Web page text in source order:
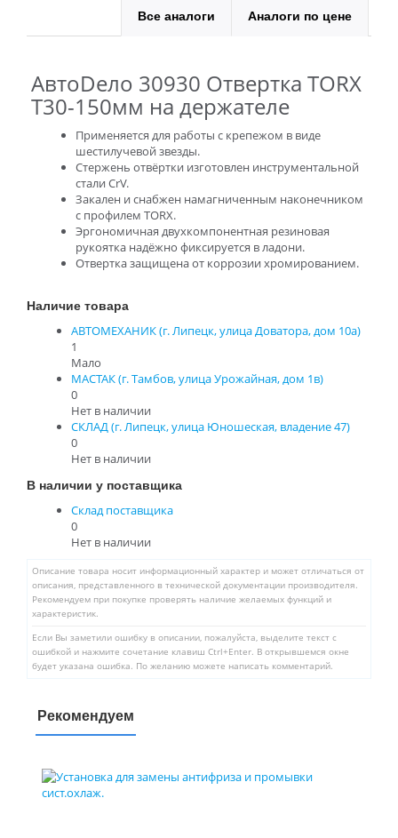
Все аналоги Аналоги по цене
АвтоDело 30930 Отвертка TORX
T30-150мм на держателе
Применяется для работы с крепежом в виде
шестилучевой звезды.
Стержень отвёртки изготовлен инструментальной
стали CrV.
Закален и снабжен намагниченным наконечником
с профилем TORX.
Эргономичная двухкомпонентная резиновая
рукоятка надёжно фиксируется в ладони.
Отвертка защищена от коррозии хромированием.
Наличие товара
АВТОМЕХАНИК (г. Липецк, улица Доватора, дом 10а)
1
Мало
МАСТАК (г. Тамбов, улица Урожайная, дом 1в)
0
Нет в наличии
СКЛАД (г. Липецк, улица Юношеская, владение 47)
0
Нет в наличии
В наличии у поставщика
Склад поставщика
0
Нет в наличии
Описание товара носит информационный характер и может отличаться от
описания, представленного в технической документации производителя.
Рекомендуем при покупке проверять наличие желаемых функций и
характеристик.
Если Вы заметили ошибку в описании, пожалуйста, выделите текст с
ошибкой и нажмите сочетание клавиш Ctrl+Enter. В открывшемся окне
будет указана ошибка. По желанию можете написать комментарий.
Рекомендуем